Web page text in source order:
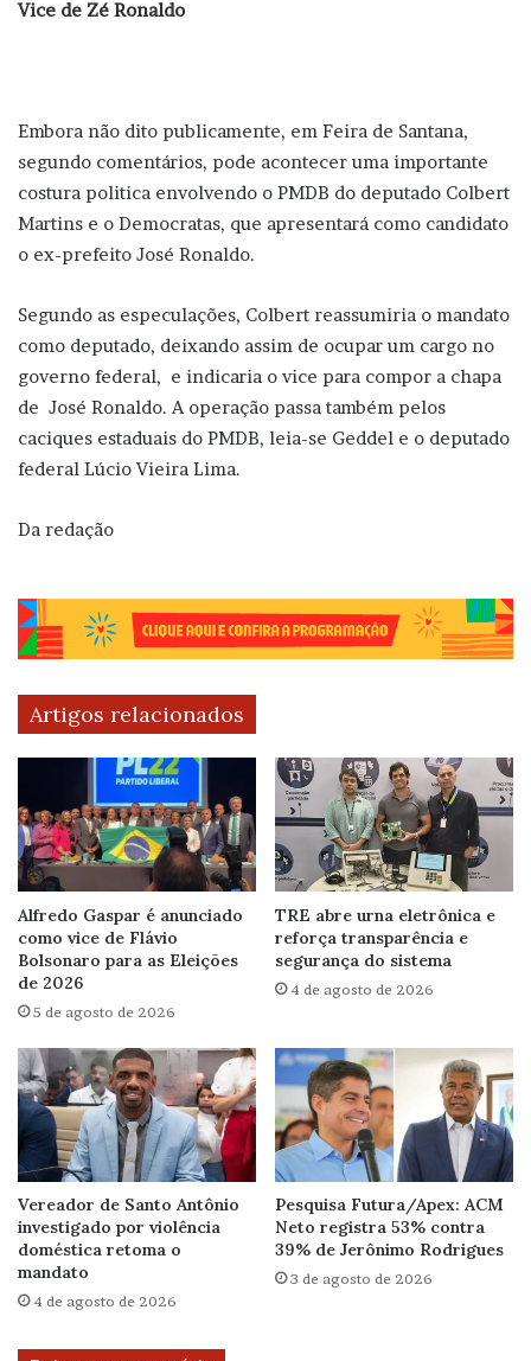
Vice de Zé Ronaldo
Embora não dito publicamente, em Feira de Santana,
segundo comentários, pode acontecer uma importante
costura politica envolvendo o PMDB do deputado Colbert
Martins e o Democratas, que apresentará como candidato
o ex-prefeito José Ronaldo.
Segundo as especulações, Colbert reassumiria o mandato
como deputado, deixando assim de ocupar um cargo no
governo federal, e indicaria o vice para compor a chapa
de José Ronaldo. A operação passa também pelos
caciques estaduais do PMDB, leia-se Geddel e o deputado
federal Lúcio Vieira Lima.
Da redação
Artigos relacionados
Alfredo Gaspar é anunciado
como vice de Flávio
Bolsonaro para as Eleições
de 2026
5 de agosto de 2026
TRE abre urna eletrônica e
reforça transparência e
segurança do sistema
4 de agosto de 2026
Vereador de Santo Antônio
investigado por violência
doméstica retoma o
mandato
4 de agosto de 2026
Pesquisa Futura/Apex: ACM
Neto registra 53% contra
39% de Jerônimo Rodrigues
3 de agosto de 2026